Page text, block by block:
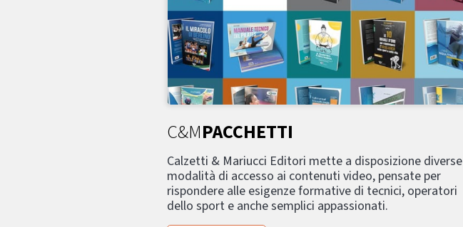
C&MPACCHETTI
Calzetti & Mariucci Editori mette a disposizione diverse
modalità di accesso ai contenuti video, pensate per
rispondere alle esigenze formative di tecnici, operatori
dello sport e anche semplici appassionati.